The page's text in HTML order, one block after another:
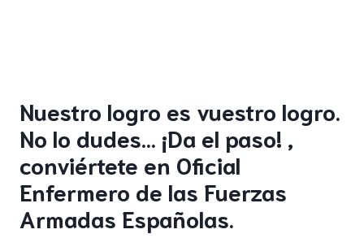
Nuestro logro es vuestro logro.
No lo dudes… ¡Da el paso! ,
conviértete en Oficial
Enfermero de las Fuerzas
Armadas Españolas.